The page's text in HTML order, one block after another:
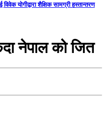
योगीद्वारा शैक्षिक सामग्री हस्तान्तरण
नेपाल को जित